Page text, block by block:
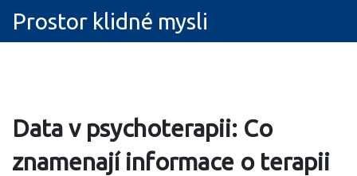
Prostor klidné mysli
Data v psychoterapii: Co
znamenají informace o terapii